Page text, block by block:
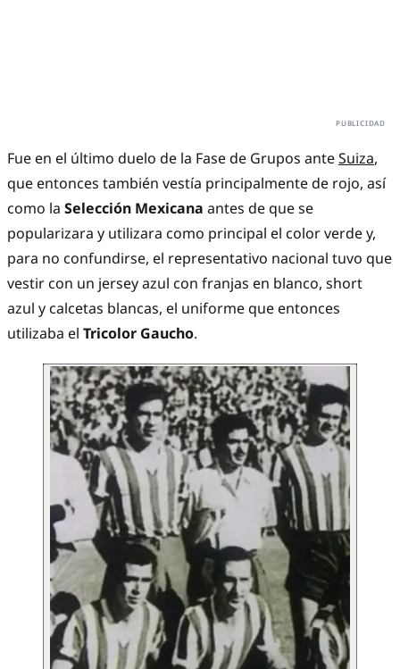
Fue en el último duelo de la Fase de Grupos anteSuiza,
que entonces también vestía principalmente de rojo, así
como la Selección Mexicana antes de que se
popularizara y utilizara como principal el color verde y,
para no confundirse, el representativo nacional tuvo que
vestir con un jersey azul con franjas en blanco, short
azul y calcetas blancas, el uniforme que entonces
utilizaba el Tricolor Gaucho.